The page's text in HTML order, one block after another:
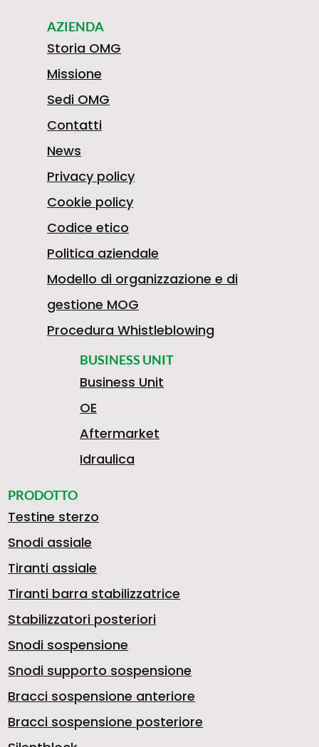
BUSINESS UNIT
Business Unit
OE
Aftermarket
Idraulica
PRODOTTO
Testine sterzo
Snodi assiale
Tiranti assiale
Tiranti barra stabilizzatrice
Stabilizzatori posteriori
Snodi sospensione
Snodi supporto sospensione
Bracci sospensione anteriore
Bracci sospensione posteriore
AZIENDA
Storia OMG
Missione
Sedi OMG
Contatti
News
Privacy policy
Cookie policy
Codice etico
Politica aziendale
Modello di organizzazione e di
gestione MOG
Procedura Whistleblowing